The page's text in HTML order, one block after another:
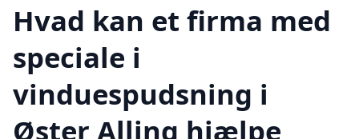
Hvad kan et firma med
speciale i
vinduespudsning i
Øster Alling hjælpe